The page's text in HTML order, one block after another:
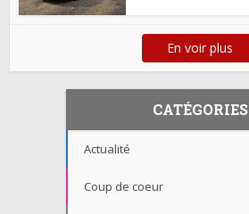
En voir plus
CATÉGORIES
Actualité
Coup de coeur